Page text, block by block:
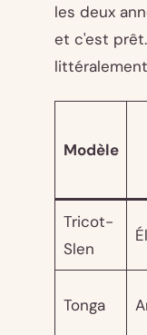
les deux
et c'est
Modèle
Tricot-
Slen
Tonga